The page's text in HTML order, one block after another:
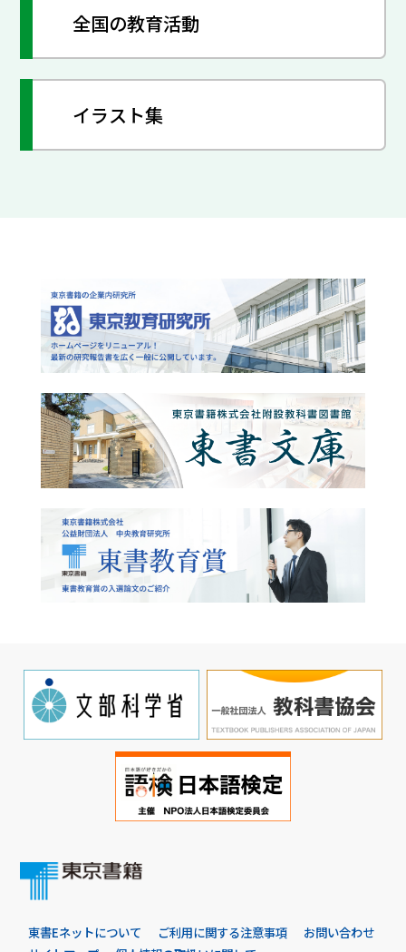
全国の教育活動
イラスト集
東書Eネットについて ご利用に関する注意事項
お問い合わせ